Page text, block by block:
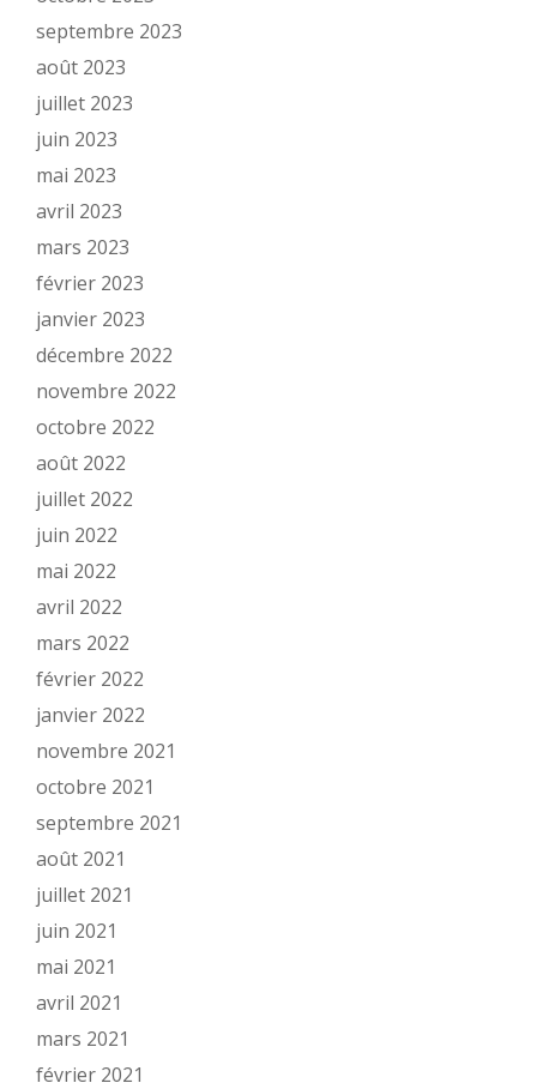
septembre 2023
août 2023
juillet 2023
juin 2023
mai 2023
avril 2023
mars 2023
février 2023
janvier 2023
décembre 2022
novembre 2022
octobre 2022
août 2022
juillet 2022
juin 2022
mai 2022
avril 2022
mars 2022
février 2022
janvier 2022
novembre 2021
octobre 2021
septembre 2021
août 2021
juillet 2021
juin 2021
mai 2021
avril 2021
mars 2021
février 2021